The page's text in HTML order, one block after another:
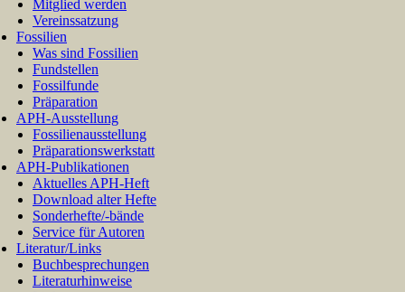
Mitglied werden
Vereinssatzung
Fossilien
Was sind Fossilien
Fundstellen
Fossilfunde
Präparation
APH-Ausstellung
Fossilienausstellung
Präparationswerkstatt
APH-Publikationen
Aktuelles APH-Heft
Download alter Hefte
Sonderhefte/-bände
Service für Autoren
Literatur/Links
Buchbesprechungen
Literaturhinweise